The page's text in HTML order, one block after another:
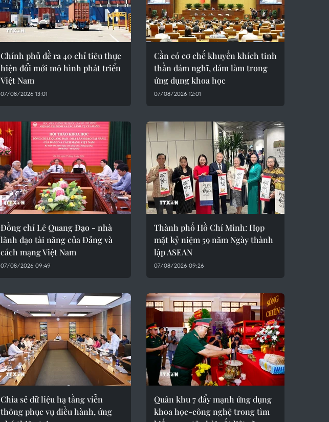
Chính phủ đề ra 40 chỉ tiêu thực
hiện đổi mới mô hình phát triển
Việt Nam
07/08/2026 13:01
Cần có cơ chế khuyến khích tinh
thần dám nghĩ, dám làm trong
ứng dụng khoa học
07/08/2026 12:01
Đồng chí Lê Quang Đạo - nhà
lãnh đạo tài năng của Đảng và
cách mạng Việt Nam
07/08/2026 09:49
Thành phố Hồ Chí Minh: Họp
mặt kỷ niệm 59 năm Ngày thành
lập ASEAN
07/08/2026 09:26
Chia sẻ dữ liệu hạ tầng viễn
thông phục vụ điều hành, ứng
Quân khu 7 đẩy mạnh ứng dụng
khoa học-công nghệ trong tìm